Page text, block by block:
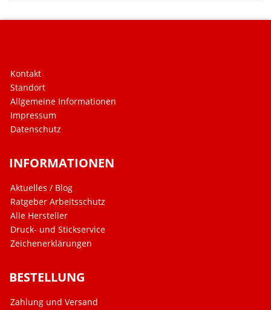
Kontakt
Standort
Allgemeine Informationen
Impressum
Datenschutz
INFORMATIONEN
Aktuelles / Blog
Ratgeber Arbeitsschutz
Alle Hersteller
Druck- und Stickservice
Zeichenerklärungen
BESTELLUNG
Zahlung und Versand